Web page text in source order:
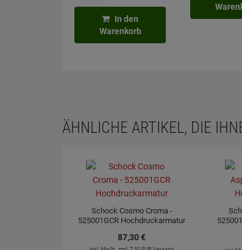
In den
Warenkorb
ÄHNLICHE ARTIKEL, DIE
Schock Cosmo Croma -
525001GCR Hochdruckarmatur
87,30€